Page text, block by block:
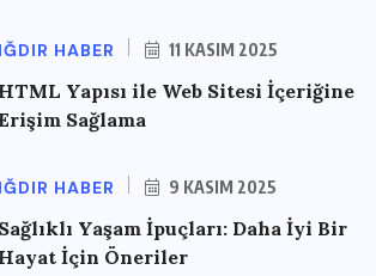
IĞDIR HABER 11 KASIM 2025
HTML Yapısı ile Web Sitesi İçeriğine
Sağlama
IĞDIR HABER 9 KASIM 2025
Sağlıklı Yaşam İpuçları: Daha İyi Bir
Hayat İçin Öneriler